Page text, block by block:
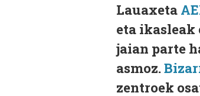
Lauaxeta
eta ikasleak
jaian parte
asmoz.
zentroek